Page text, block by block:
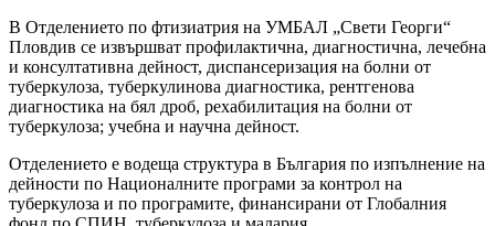
В Отделението по фтизиатрия на УМБАЛ „Свети Георги“
Пловдив се извършват профилактична, диагностична, лечебна
и консултативна дейност, диспансеризация на болни от
туберкулоза, туберкулинова диагностика, рентгенова
диагностика на бял дроб, рехабилитация на болни от
туберкулоза; учебна и научна дейност.
Отделението е водеща структура в България по изпълнение на
дейности по Националните програми за контрол на
туберкулоза и по програмите, финансирани от Глобалния